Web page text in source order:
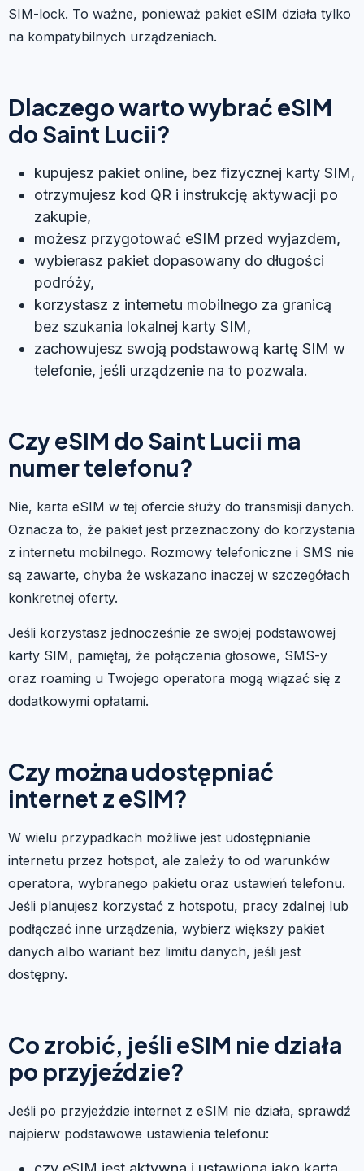
SIM-lock. To ważne, ponieważ pakiet eSIM działa tylko
na kompatybilnych urządzeniach.
Dlaczego warto wybrać eSIM
do Saint Lucii?
kupujesz pakiet online, bez fizycznej karty SIM,
otrzymujesz kod QR i instrukcję aktywacji po
zakupie,
możesz przygotować eSIM przed wyjazdem,
wybierasz pakiet dopasowany do długości
podróży,
korzystasz z internetu mobilnego za granicą
bez szukania lokalnej karty SIM,
zachowujesz swoją podstawową kartę SIM w
telefonie, jeśli urządzenie na to pozwala.
Czy eSIM do Saint Lucii ma
numer telefonu?
Nie, karta eSIM w tej ofercie służy do transmisji danych.
Oznacza to, że pakiet jest przeznaczony do korzystania
z internetu mobilnego. Rozmowy telefoniczne i SMS nie
są zawarte, chyba że wskazano inaczej w szczegółach
konkretnej oferty.
Jeśli korzystasz jednocześnie ze swojej podstawowej
karty SIM, pamiętaj, że połączenia głosowe, SMS-y
oraz roaming u Twojego operatora mogą wiązać się z
dodatkowymi opłatami.
Czy można udostępniać
internet z eSIM?
W wielu przypadkach możliwe jest udostępnianie
internetu przez hotspot, ale zależy to od warunków
operatora, wybranego pakietu oraz ustawień telefonu.
Jeśli planujesz korzystać z hotspotu, pracy zdalnej lub
podłączać inne urządzenia, wybierz większy pakiet
danych albo wariant bez limitu danych, jeśli jest
dostępny.
Co zrobić, jeśli eSIM nie działa
po przyjeździe?
Jeśli po przyjeździe internet z eSIM nie działa, sprawdź
najpierw podstawowe ustawienia telefonu: